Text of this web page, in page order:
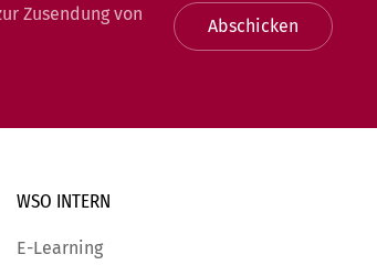
Zusendung von
Abschicken
WSO INTERN
E-Learning